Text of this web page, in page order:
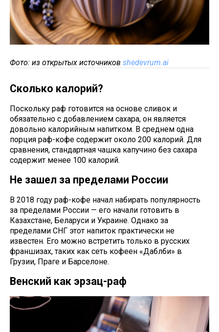
Фото: из открытых источников shedevrum.ai
Сколько калорий?
Поскольку раф готовится на основе сливок и
обязательно с добавлением сахара, он является
довольно калорийным напитком. В среднем одна
порция раф-кофе содержит около 200 калорий. Для
сравнения, стандартная чашка капучино без сахара
содержит менее 100 калорий.
Не зашел за пределами России
В 2018 году раф-кофе начал набирать популярность
за пределами России — его начали готовить в
Казахстане, Беларуси и Украине. Однако за
пределами СНГ этот напиток практически не
известен. Его можно встретить только в русских
франшизах, таких как сеть кофеен «Даблби» в
Грузии, Праге и Барселоне.
Венский как эрзац-раф